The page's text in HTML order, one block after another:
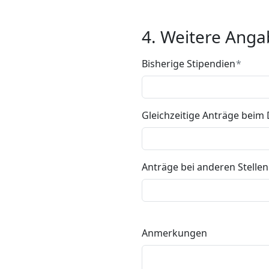
4. Weitere
Bisherige Stipendien
Gleichzeitige Anträge beim
Anträge bei anderen Stellen
Anmerkungen